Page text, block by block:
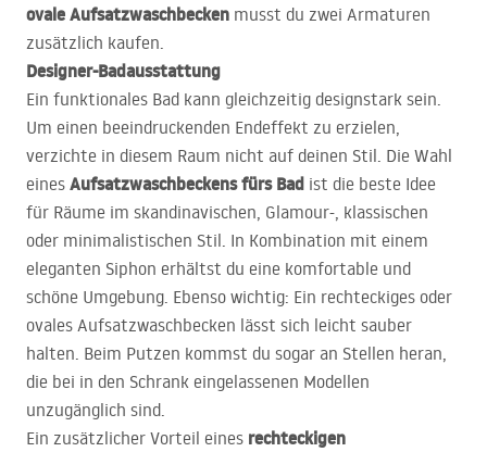
ovale Aufsatzwaschbecken musst du zwei Armaturen
zusätzlich kaufen.
Designer-Badausstattung
Ein funktionales Bad kann gleichzeitig designstark sein.
Um einen beeindruckenden Endeffekt zu erzielen,
verzichte in diesem Raum nicht auf deinen Stil. Die Wahl
eines Aufsatzwaschbeckens fürs Bad ist die beste Idee
für Räume im skandinavischen, Glamour-, klassischen
oder minimalistischen Stil. In Kombination mit einem
eleganten Siphon erhältst du eine komfortable und
schöne Umgebung. Ebenso wichtig: Ein rechteckiges oder
ovales Aufsatzwaschbecken lässt sich leicht sauber
halten. Beim Putzen kommst du sogar an Stellen heran,
die bei in den Schrank eingelassenen Modellen
unzugänglich sind.
Ein zusätzlicher Vorteil eines rechteckigen